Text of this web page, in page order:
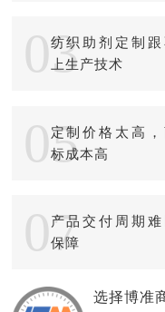
03
纺织助剂定制跟
上生产技术
05定制价格太高，
标成本高
07产品交付周期难
保障
选择博准